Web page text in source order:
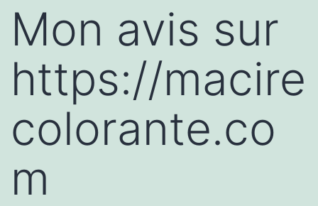
Mon avis sur
https://macire
colorante.co
m